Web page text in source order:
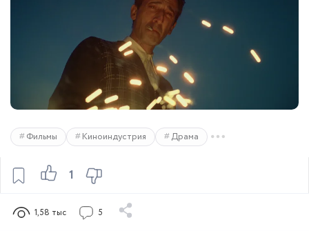
1
Фильмы Киноиндустрия Драма
1,58 тыс 5